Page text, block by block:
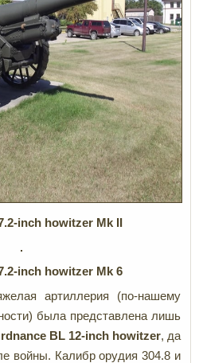
inch howitzer Mk II
inch howitzer Mk 6
артиллерия (по-нашему
была представлена лишь
BL 12-inch howitzer, да
войны. Калибр орудия 304.8 и